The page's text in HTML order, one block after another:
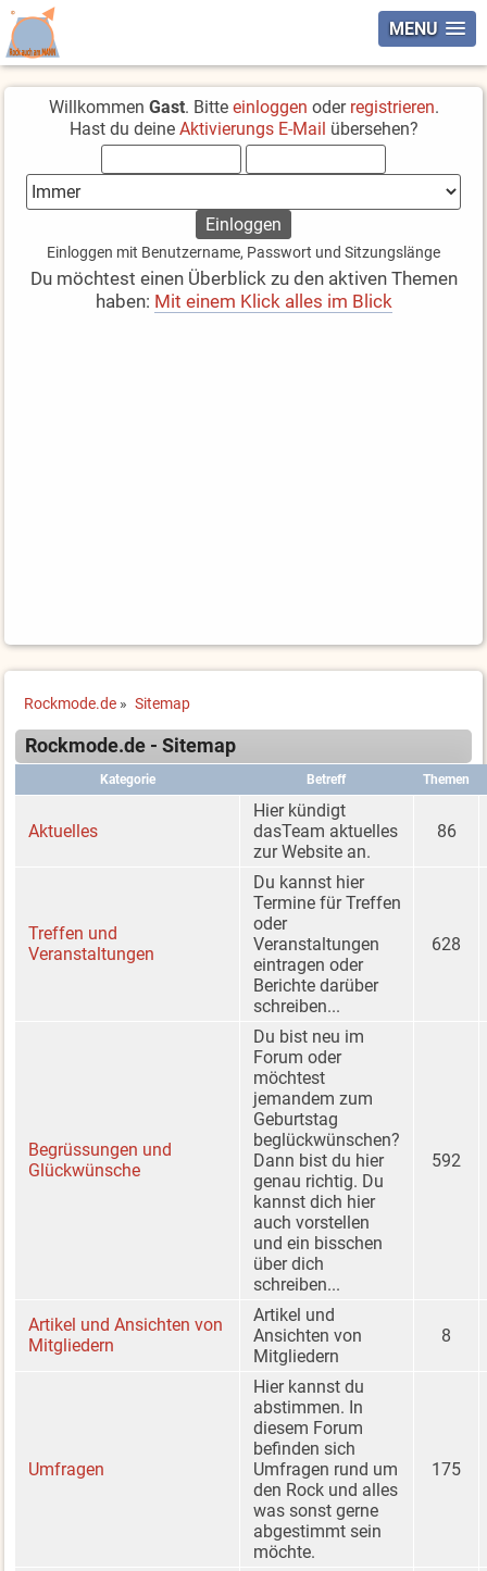
MENU
Willkommen Gast. Bitte einloggen oder registrieren.
Hast du deine Aktivierungs E-Mail übersehen?
Einloggen mit Benutzername, Passwort und Sitzungslänge
Du möchtest einen Überblick zu den aktiven Themen
haben: Mit einem Klick alles im Blick
Rockmode.de » Sitemap
Rockmode.de - Sitemap
Kategorie Betreff Themen
Aktuelles
Hier kündigt
dasTeam aktuelles
zur Website an.
86
Treffen und
Veranstaltungen
Du kannst hier
Termine für Treffen
oder
Veranstaltungen
eintragen oder
Berichte darüber
schreiben...
628
Begrüssungen und
Glückwünsche
Du bist neu im
Forum oder
möchtest
jemandem zum
Geburtstag
beglückwünschen?
Dann bist du hier
genau richtig. Du
kannst dich hier
auch vorstellen
und ein bisschen
über dich
schreiben...
592
Artikel und Ansichten von
Mitgliedern
Artikel und
Ansichten von
Mitgliedern
8
Umfragen
Hier kannst du
abstimmen. In
diesem Forum
befinden sich
Umfragen rund um
den Rock und alles
was sonst gerne
abgestimmt sein
möchte.
175